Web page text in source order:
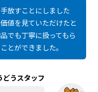
放すことにしました
値を見ていただけたと
でも丁寧に扱ってもら
とができました。
どうスタッフ